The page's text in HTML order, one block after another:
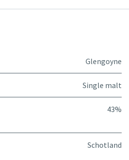
Glengoyne
Single malt
43%
Schotland